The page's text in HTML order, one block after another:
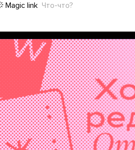
Magic link Что-что?